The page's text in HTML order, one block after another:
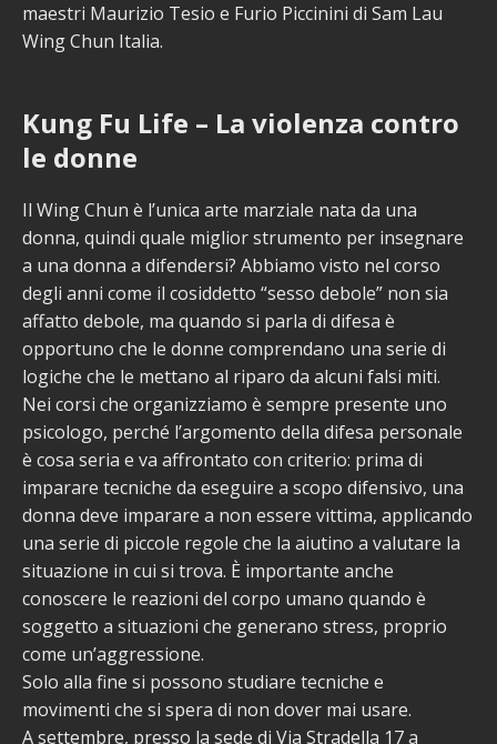
maestri Maurizio Tesio e Furio Piccinini di Sam Lau
Wing Chun Italia.
Kung Fu Life – La violenza contro
le donne
Il Wing Chun è l’unica arte marziale nata da una
donna, quindi quale miglior strumento per insegnare
a una donna a difendersi? Abbiamo visto nel corso
degli anni come il cosiddetto “sesso debole” non sia
affatto debole, ma quando si parla di difesa è
opportuno che le donne comprendano una serie di
logiche che le mettano al riparo da alcuni falsi miti.
Nei corsi che organizziamo è sempre presente uno
psicologo, perché l’argomento della difesa personale
è cosa seria e va affrontato con criterio: prima di
imparare tecniche da eseguire a scopo difensivo, una
donna deve imparare a non essere vittima, applicando
una serie di piccole regole che la aiutino a valutare la
situazione in cui si trova. È importante anche
conoscere le reazioni del corpo umano quando è
soggetto a situazioni che generano stress, proprio
come un’aggressione.
Solo alla fine si possono studiare tecniche e
movimenti che si spera di non dover mai usare.
A settembre, presso la sede di Via Stradella 17 a